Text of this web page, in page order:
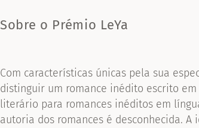
Sobre o Prémio LeYa
Com características únicas pela sua
distinguir um romance inédito escrito
literário para romances inéditos em
autoria dos romances é desconhecida.